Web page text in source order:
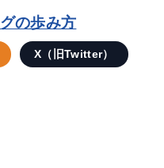
の歩み方
X（旧Twitter）